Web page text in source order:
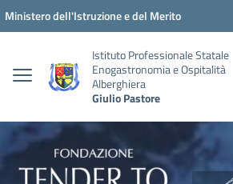
Vai ai contenuti
Vai al menu di navigazione
Vai al footer
Ministero dell'Istruzione e del Merito
Istituto Professionale Statale
Enogastronomia e Ospitalità
Alberghiera
Giulio Pastore